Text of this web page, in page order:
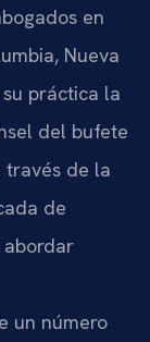
en
Nueva
práctica la
del bufete
de la
de
un número